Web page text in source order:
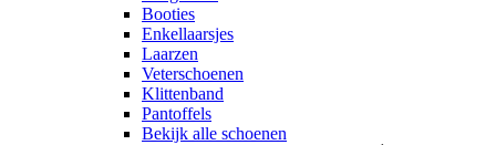
Booties
Enkellaarsjes
Laarzen
Veterschoenen
Klittenband
Pantoffels
Bekijk alle schoenen